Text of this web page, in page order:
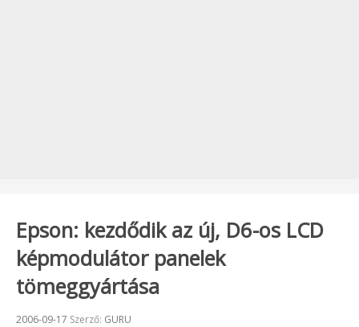
Epson: kezdődik az új, D6-os LCD
képmodulátor panelek
tömeggyártása
Beküldve:
2006-09-17 Szerző: GURU